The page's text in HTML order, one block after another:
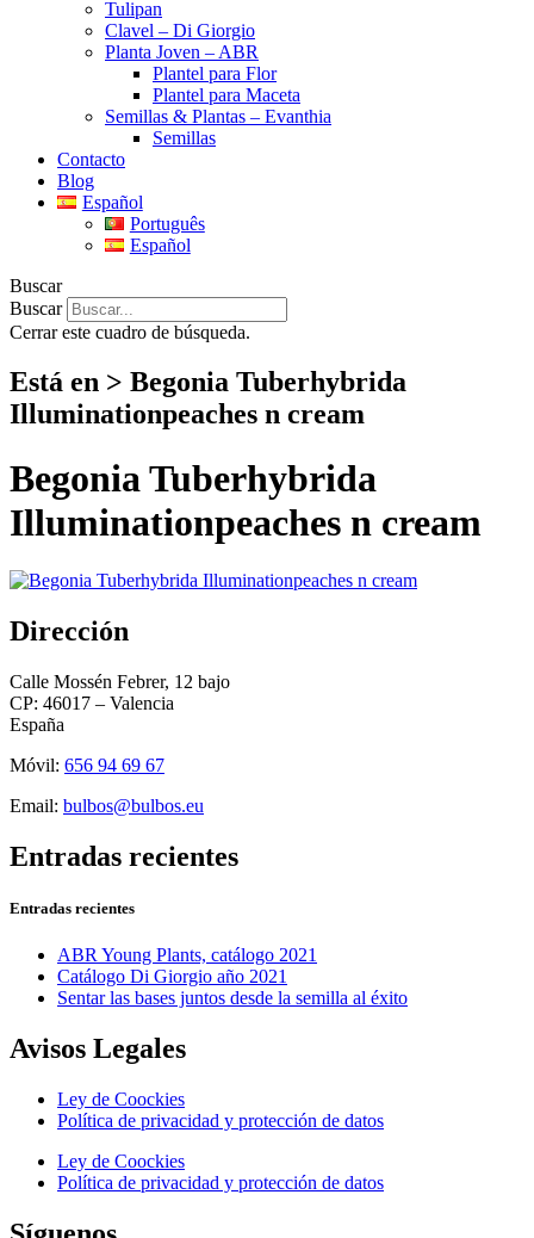
Tulipan
Clavel – Di Giorgio
Planta Joven – ABR
Plantel para Flor
Plantel para Maceta
Semillas & Plantas – Evanthia
Semillas
Contacto
Blog
Español
Português
Español
Buscar
Buscar
Cerrar este cuadro de búsqueda.
Está en > Begonia Tuberhybrida
Illuminationpeaches n cream
Begonia Tuberhybrida
Illuminationpeaches n cream
Dirección
Calle Mossén Febrer, 12 bajo
CP: 46017 – Valencia
España
Móvil: 656 94 69 67
Email: bulbos@bulbos.eu
Entradas recientes
Entradas recientes
ABR Young Plants, catálogo 2021
Catálogo Di Giorgio año 2021
Sentar las bases juntos desde la semilla al éxito
Avisos Legales
Ley de Coockies
Política de privacidad y protección de datos
Ley de Coockies
Política de privacidad y protección de datos